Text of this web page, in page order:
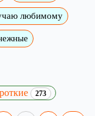
любимому
273